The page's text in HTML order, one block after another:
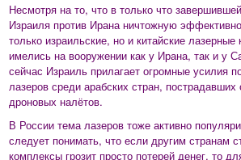
Несмотря на то, что в только что
Израиля против Ирана ничтожную
только израильские, но и китайские
имелись на вооружении как у Ирана, так и у
сейчас Израиль прилагает огромные усилия
лазеров среди арабских стран, пострадавших
дроновых налётов.
В России тема лазеров тоже активно
следует понимать, что если другим странам
комплексы грозит просто потерей денег, то